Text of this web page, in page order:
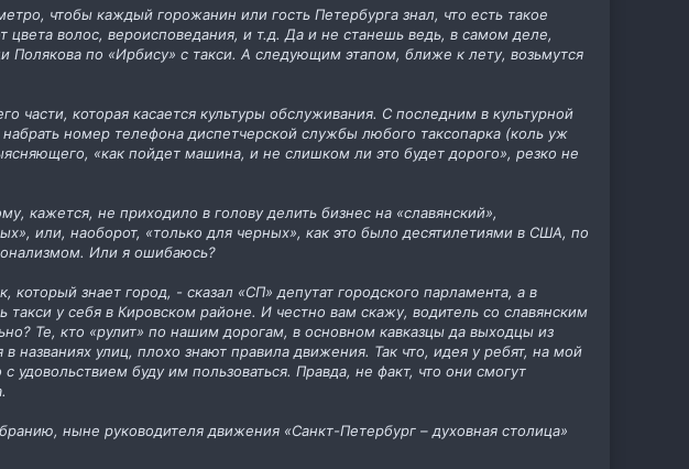
чтобы каждый горожанин или гость Петербурга знал, что есть такое
цвета волос, вероисповедания, и т.д. Да и не станешь ведь, в самом деле,
по «Ирбису» с такси. А следующим этапом, ближе к лету, возьмутся
которая касается культуры обслуживания. С последним в культурной
номер телефона диспетчерской службы любого таксопарка (коль уж
«как пойдет машина, и не слишком ли это будет дорого», резко не
кажется, не приходило в голову делить бизнес на «славянский»,
или, наоборот, «только для черных», как это было десятилетиями в США, по
Или я ошибаюсь?
знает город, - сказал «СП» депутат городского парламента, а в
у себя в Кировском районе. И честно вам скажу, водитель со славянским
Те, кто «рулит» по нашим дорогам, в основном кавказцы да выходцы из
названиях улиц, плохо знают правила движения. Так что, идея у ребят, на мой
удовольствием буду им пользоваться. Правда, не факт, что они смогут
ныне руководителя движения «Санкт-Петербург – духовная столица»